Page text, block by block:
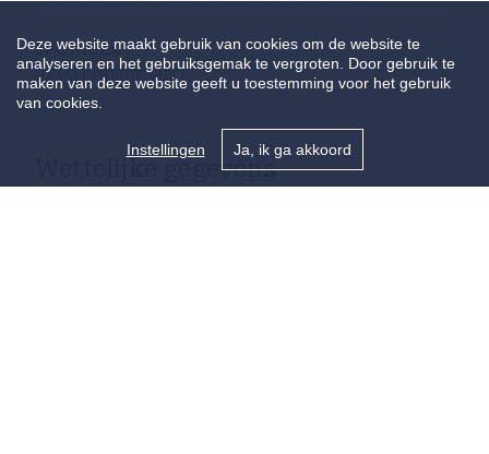
EPC INDEX:
92,00 kWh/(m² jaar)
Wettelijke gegevens
Deze website maakt gebruik van cookies om de website te
analyseren en het gebruiksgemak te vergroten. Door gebruik te
maken van deze website geeft u toestemming voor het gebruik
van cookies.
Instellingen Ja, ik ga akkoord